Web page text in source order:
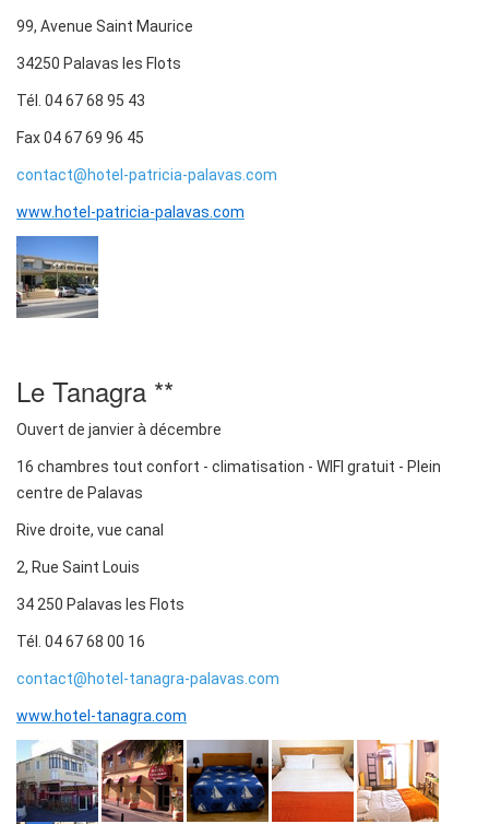
99, Avenue Saint Maurice
34250 Palavas les Flots
Tél. 04 67 68 95 43
Fax 04 67 69 96 45
contact@hotel-patricia-palavas.com
www.hotel-patricia-palavas.com
Le Tanagra **
Ouvert de janvier à décembre
16 chambres tout confort - climatisation - WIFI gratuit - Plein
centre de Palavas
Rive droite, vue canal
2, Rue Saint Louis
34 250 Palavas les Flots
Tél. 04 67 68 00 16
contact@hotel-tanagra-palavas.com
www.hotel-tanagra.com